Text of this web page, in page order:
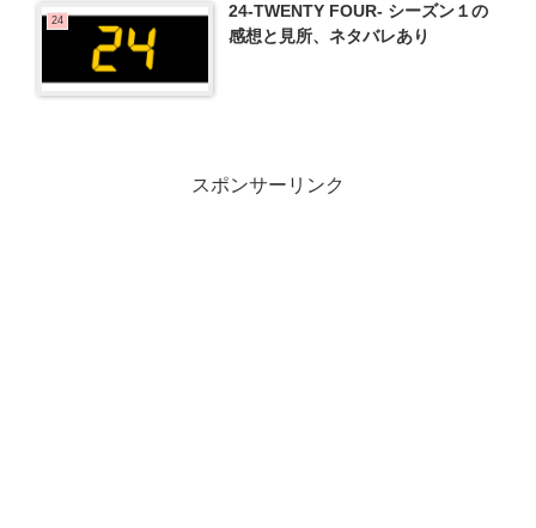
24
24-TWENTY FOUR- シーズン１の
感想と見所、ネタバレあり
スポンサーリンク